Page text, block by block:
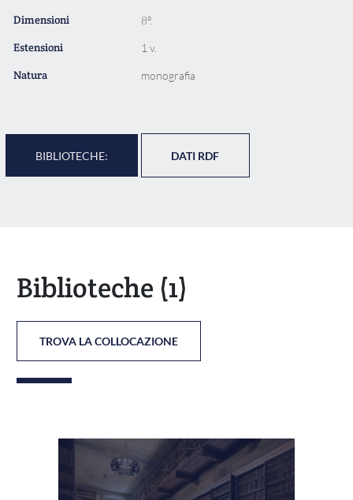
Dimensioni 8º.
Estensioni 1 v.
Natura monografia
BIBLIOTECHE: DATI RDF
Biblioteche (1)
TROVA LA COLLOCAZIONE